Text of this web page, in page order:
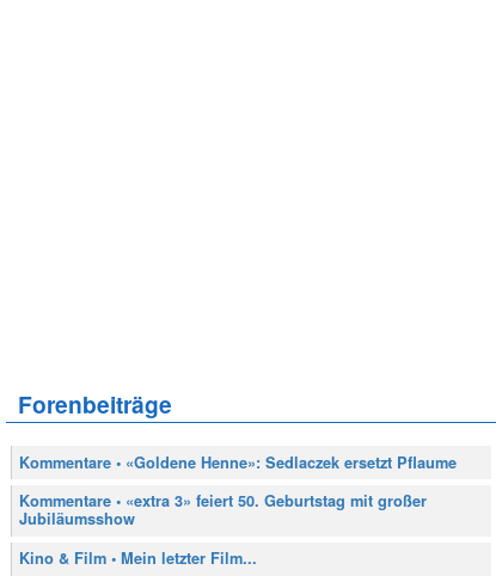
Forenbeiträge
Kommentare • «Goldene Henne»: Sedlaczek ersetzt Pflaume
Kommentare • «extra 3» feiert 50. Geburtstag mit großer
Jubiläumsshow
Kino & Film • Mein letzter Film...